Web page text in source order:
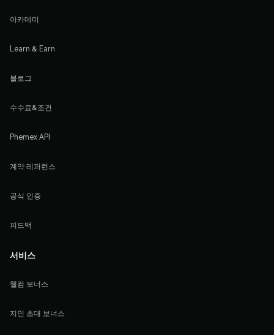
아카데미
Learn & Earn
블로그
수수료&조건
Phemex API
계약 레퍼런스
공식 인증
피드백
서비스
웰컴 보너스
지인 초대 보너스